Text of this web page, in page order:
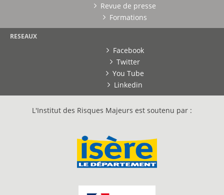
Revue de presse
Formations
RESEAUX
Facebook
Twitter
You Tube
Linkedin
L'Institut des Risques Majeurs est soutenu par :